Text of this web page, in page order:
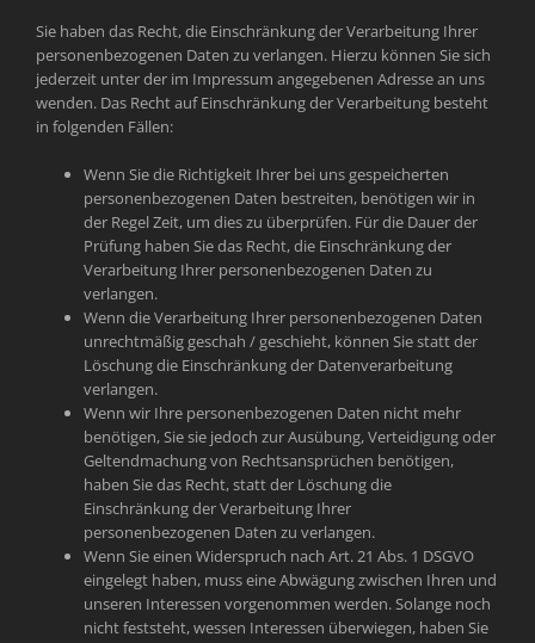
Sie haben das Recht, die Einschränkung der Verarbeitung Ihrer
personenbezogenen Daten zu verlangen. Hierzu können Sie sich
jederzeit unter der im Impressum angegebenen Adresse an uns
wenden. Das Recht auf Einschränkung der Verarbeitung besteht
in folgenden Fällen:
Wenn Sie die Richtigkeit Ihrer bei uns gespeicherten
personenbezogenen Daten bestreiten, benötigen wir in
der Regel Zeit, um dies zu überprüfen. Für die Dauer der
Prüfung haben Sie das Recht, die Einschränkung der
Verarbeitung Ihrer personenbezogenen Daten zu
verlangen.
Wenn die Verarbeitung Ihrer personenbezogenen Daten
unrechtmäßig geschah / geschieht, können Sie statt der
Löschung die Einschränkung der Datenverarbeitung
verlangen.
Wenn wir Ihre personenbezogenen Daten nicht mehr
benötigen, Sie sie jedoch zur Ausübung, Verteidigung oder
Geltendmachung von Rechtsansprüchen benötigen,
haben Sie das Recht, statt der Löschung die
Einschränkung der Verarbeitung Ihrer
personenbezogenen Daten zu verlangen.
Wenn Sie einen Widerspruch nach Art. 21 Abs. 1 DSGVO
eingelegt haben, muss eine Abwägung zwischen Ihren und
unseren Interessen vorgenommen werden. Solange noch
nicht feststeht, wessen Interessen überwiegen, haben Sie